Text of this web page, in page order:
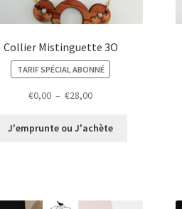
Collier Mistinguette 3O
TARIF SPÉCIAL ABONNÉ
€0,00 – €28,00Plage
prix :
J'emprunte ou J'achète